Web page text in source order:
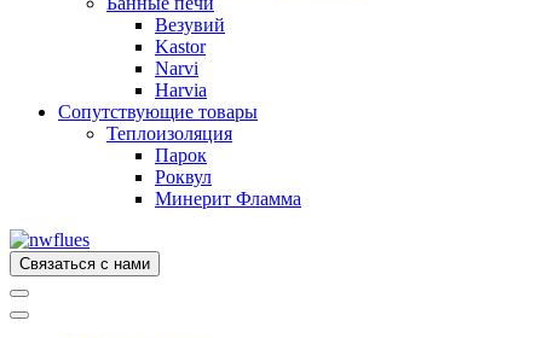
Везувий
Kastor
Narvi
Harvia
Сопутствующие товары
Теплоизоляция
Парок
Роквул
Минерит Фламма
Связаться с нами